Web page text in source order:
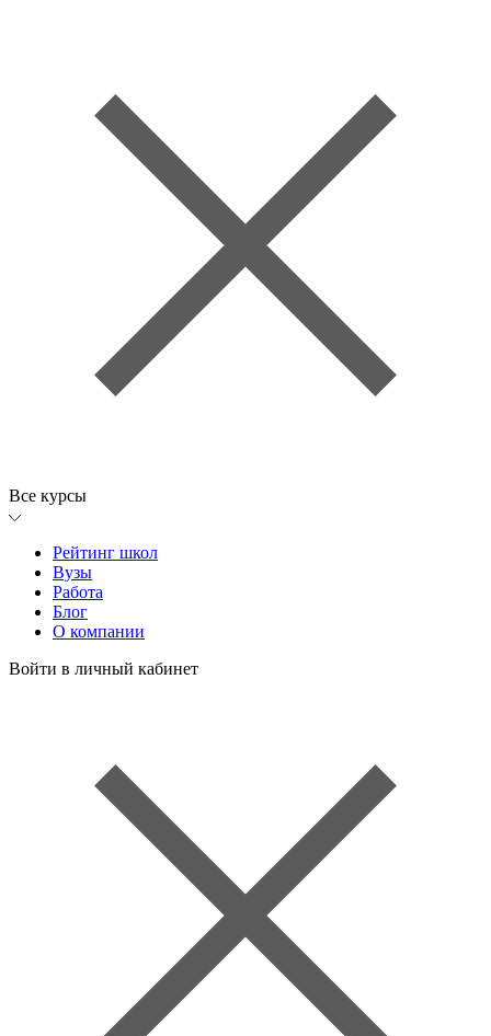
Все курсы
Рейтинг школ
Вузы
Работа
Блог
О компании
Войти в личный кабинет